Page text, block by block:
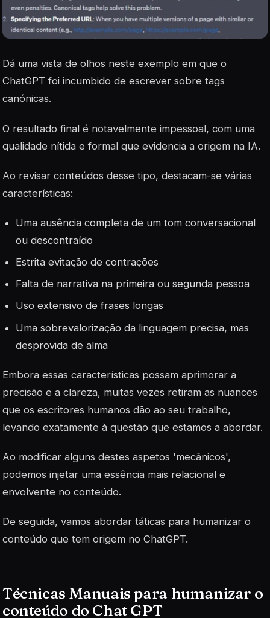
Dá uma vista de olhos neste exemplo em que o
ChatGPT foi incumbido de escrever sobre tags
canónicas.
O resultado final é notavelmente impessoal, com uma
qualidade nítida e formal que evidencia a origem na IA.
Ao revisar conteúdos desse tipo, destacam-se várias
características:
Uma ausência completa de um tom conversacional
ou descontraído
Estrita evitação de contrações
Falta de narrativa na primeira ou segunda pessoa
Uso extensivo de frases longas
Uma sobrevalorização da linguagem precisa, mas
desprovida de alma
Embora essas características possam aprimorar a
precisão e a clareza, muitas vezes retiram as nuances
que os escritores humanos dão ao seu trabalho,
levando exatamente à questão que estamos a abordar.
Ao modificar alguns destes aspetos 'mecânicos',
podemos injetar uma essência mais relacional e
envolvente no conteúdo.
De seguida, vamos abordar táticas para humanizar o
conteúdo que tem origem no ChatGPT.
Técnicas Manuais para humanizar o
conteúdo do Chat GPT